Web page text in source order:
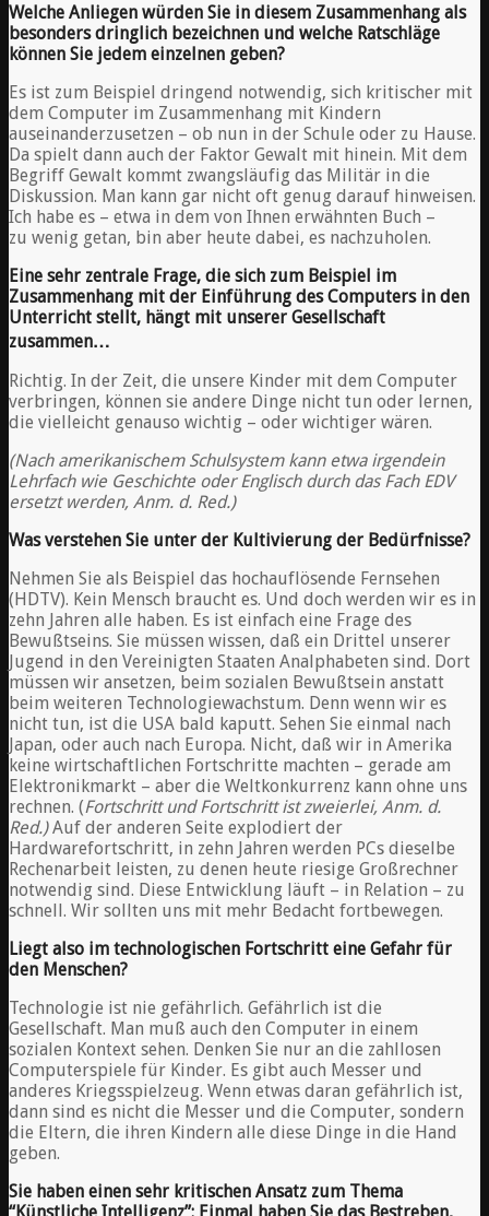
Welche Anliegen würden Sie in diesem Zusammenhang als
besonders dringlich bezeichnen und welche Ratschläge
können Sie jedem einzelnen geben?
Es ist zum Beispiel dringend notwendig, sich kritischer mit
dem Computer im Zusammenhang mit Kindern
auseinanderzusetzen – ob nun in der Schule oder zu Hause.
Da spielt dann auch der Faktor Gewalt mit hinein. Mit dem
Begriff Gewalt kommt zwangsläufig das Militär in die
Diskussion. Man kann gar nicht oft genug darauf hinweisen.
Ich habe es – etwa in dem von Ihnen erwähnten Buch –
zu wenig getan, bin aber heute dabei, es nachzuholen.
Eine sehr zentrale Frage, die sich zum Beispiel im
Zusammenhang mit der Einführung des Computers in den
Unterricht stellt, hängt mit unserer Gesellschaft
zusammen…
Richtig. In der Zeit, die unsere Kinder mit dem Computer
verbringen, können sie andere Dinge nicht tun oder lernen,
die vielleicht genauso wichtig – oder wichtiger wären.
(Nach amerikanischem Schulsystem kann etwa irgendein
Lehrfach wie Geschichte oder Englisch durch das Fach EDV
ersetzt werden, Anm. d. Red.)
Was verstehen Sie unter der Kultivierung der Bedürfnisse?
Nehmen Sie als Beispiel das hochauflösende Fernsehen
(HDTV). Kein Mensch braucht es. Und doch werden wir es in
zehn Jahren alle haben. Es ist einfach eine Frage des
Bewußtseins. Sie müssen wissen, daß ein Drittel unserer
Jugend in den Vereinigten Staaten Analphabeten sind. Dort
müssen wir ansetzen, beim sozialen Bewußtsein anstatt
beim weiteren Technologiewachstum. Denn wenn wir es
nicht tun, ist die USA bald kaputt. Sehen Sie einmal nach
Japan, oder auch nach Europa. Nicht, daß wir in Amerika
keine wirtschaftlichen Fortschritte machten – gerade am
Elektronikmarkt – aber die Weltkonkurrenz kann ohne uns
rechnen. (Fortschritt und Fortschritt ist zweierlei, Anm. d.
Red.)Auf der anderen Seite explodiert der
Hardwarefortschritt, in zehn Jahren werden PCs dieselbe
Rechenarbeit leisten, zu denen heute riesige Großrechner
notwendig sind. Diese Entwicklung läuft – in Relation – zu
schnell. Wir sollten uns mit mehr Bedacht fortbewegen.
Liegt also im technologischen Fortschritt eine Gefahr für
den Menschen?
Technologie ist nie gefährlich. Gefährlich ist die
Gesellschaft. Man muß auch den Computer in einem
sozialen Kontext sehen. Denken Sie nur an die zahllosen
Computerspiele für Kinder. Es gibt auch Messer und
anderes Kriegsspielzeug. Wenn etwas daran gefährlich ist,
dann sind es nicht die Messer und die Computer, sondern
die Eltern, die ihren Kindern alle diese Dinge in die Hand
geben.
Sie haben einen sehr kritischen Ansatz zum Thema
“Künstliche Intelligenz”: Einmal haben Sie das Bestreben,